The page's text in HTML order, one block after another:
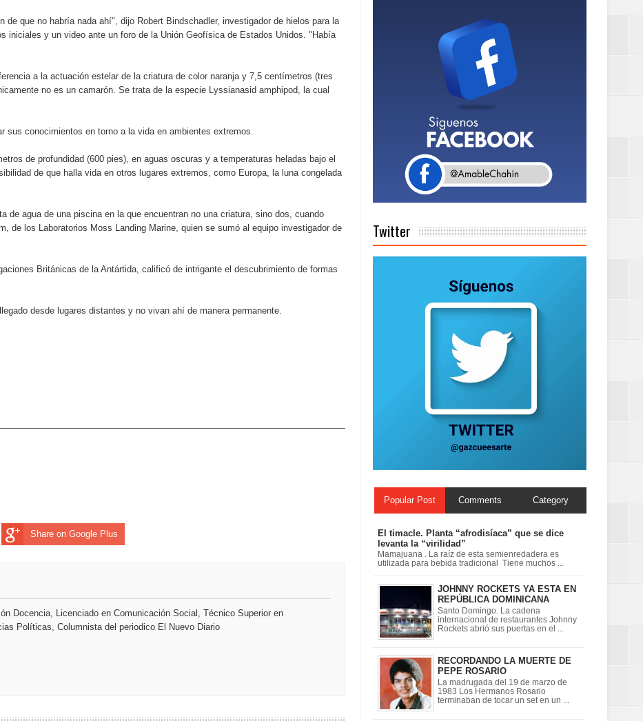
se unen al regreso de Pavel Núñez y su “Bipolarband” a Hard Rock Café Santo
que Banreservas seguirá impulsando la seguridad alimentaria tras salida de RD
en el Centro de Retención de Vehículos de Pedro Brand
la emisión de pólizas con Inteligencia Artificial y reduce el proceso de días a
que no habría nada ahí", dijo Robert Bindschadler, investigador de hielos para la
iniciales y un video ante un foro de la Unión Geofísica de Estados Unidos. "Había
a la actuación estelar de la criatura de color naranja y 7,5 centímetros (tres
no es un camarón. Se trata de la especie Lyssianasid amphipod, la cual
sus conocimientos en torno a la vida en ambientes extremos.
de profundidad (600 pies), en aguas oscuras y a temperaturas heladas bajo el
de que halla vida en otros lugares extremos, como Europa, la luna congelada
de agua de una piscina en la que encuentran no una criatura, sino dos, cuando
de los Laboratorios Moss Landing Marine, quien se sumó al equipo investigador de
Británicas de la Antártida, calificó de intrigante el descubrimiento de formas
desde lugares distantes y no vivan ahí de manera permanente.
Share on Google Plus
Docencia, Licenciado en Comunicación Social, Técnico Superior en
Políticas, Columnista del periodico El Nuevo Diario
Twitter
Popular Post Comments Category
El timacle. Planta “afrodisíaca” que se dice
levanta la “virilidad”
Mamajuana . La raíz de esta semienredadera es
utilizada para bebida tradicional Tiene muchos ...
JOHNNY ROCKETS YA ESTA EN
REPÚBLICA DOMINICANA
Santo Domingo. La cadena
internacional de restaurantes Johnny
Rockets abrió sus puertas en el ...
RECORDANDO LA MUERTE DE
PEPE ROSARIO
La madrugada del 19 de marzo de
1983 Los Hermanos Rosario
terminaban de tocar un set en un ...